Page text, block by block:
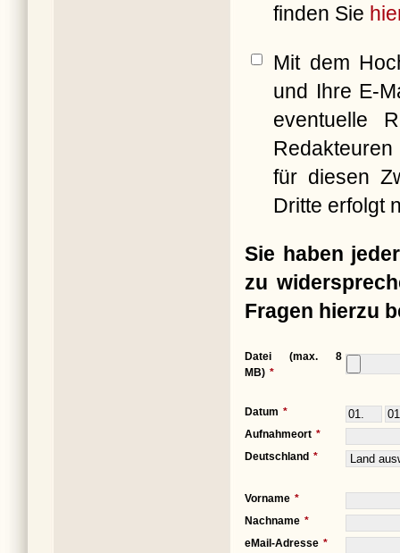
finden Sie
Mit dem
und Ihre E-
eventuelle
für diesen
Dritte erfolgt
Sie haben
zu
Fragen hierzu
Datei (max. 8
MB)
Datum
Aufnahmeort
Deutschland
Vorname
Nachname
eMail-Adresse